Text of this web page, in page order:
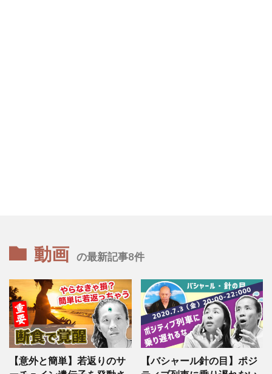
動画 の最新記事8件
【意外と簡単】若返りのサ
【バシャール針の目】ポジ